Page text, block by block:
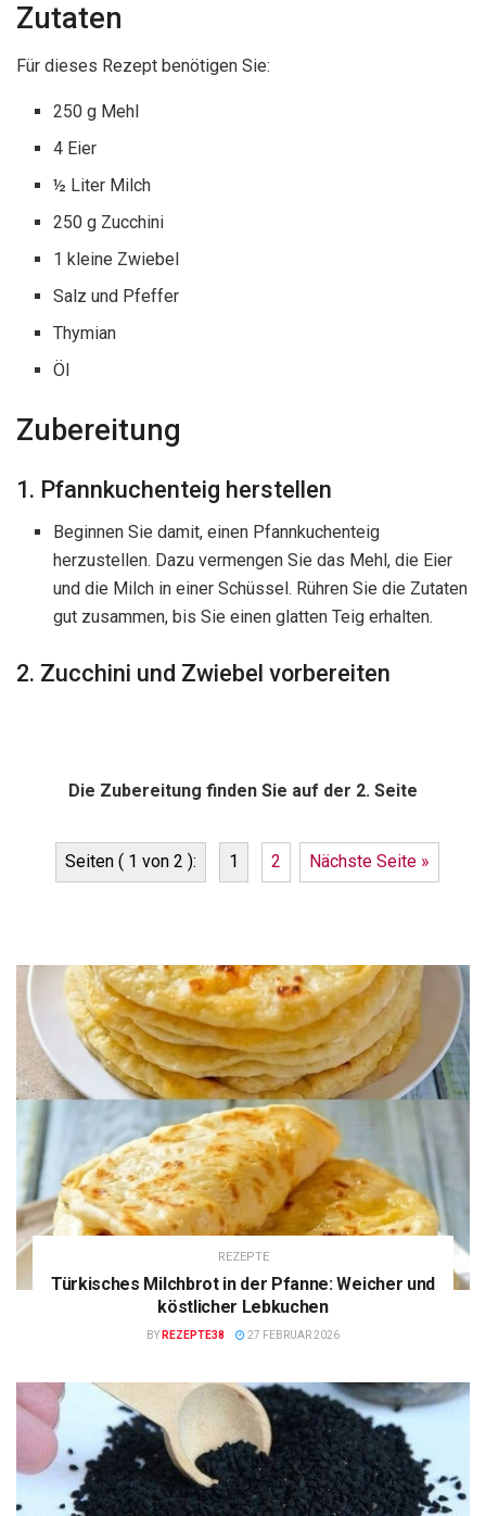
Zutaten
Für dieses Rezept benötigen Sie:
250 g Mehl
4 Eier
½ Liter Milch
250 g Zucchini
1 kleine Zwiebel
Salz und Pfeffer
Thymian
Öl
Zubereitung
1. Pfannkuchenteig herstellen
Beginnen Sie damit, einen Pfannkuchenteig
herzustellen. Dazu vermengen Sie das Mehl, die Eier
und die Milch in einer Schüssel. Rühren Sie die Zutaten
gut zusammen, bis Sie einen glatten Teig erhalten.
2. Zucchini und Zwiebel vorbereiten
Die Zubereitung finden Sie auf der 2. Seite
Seiten ( 1 von 2 ): 1 2 Nächste Seite »
REZEPTE
Türkisches Milchbrot in der Pfanne: Weicher und
köstlicher Lebkuchen
BY REZEPTE38 27 FEBRUAR 2026